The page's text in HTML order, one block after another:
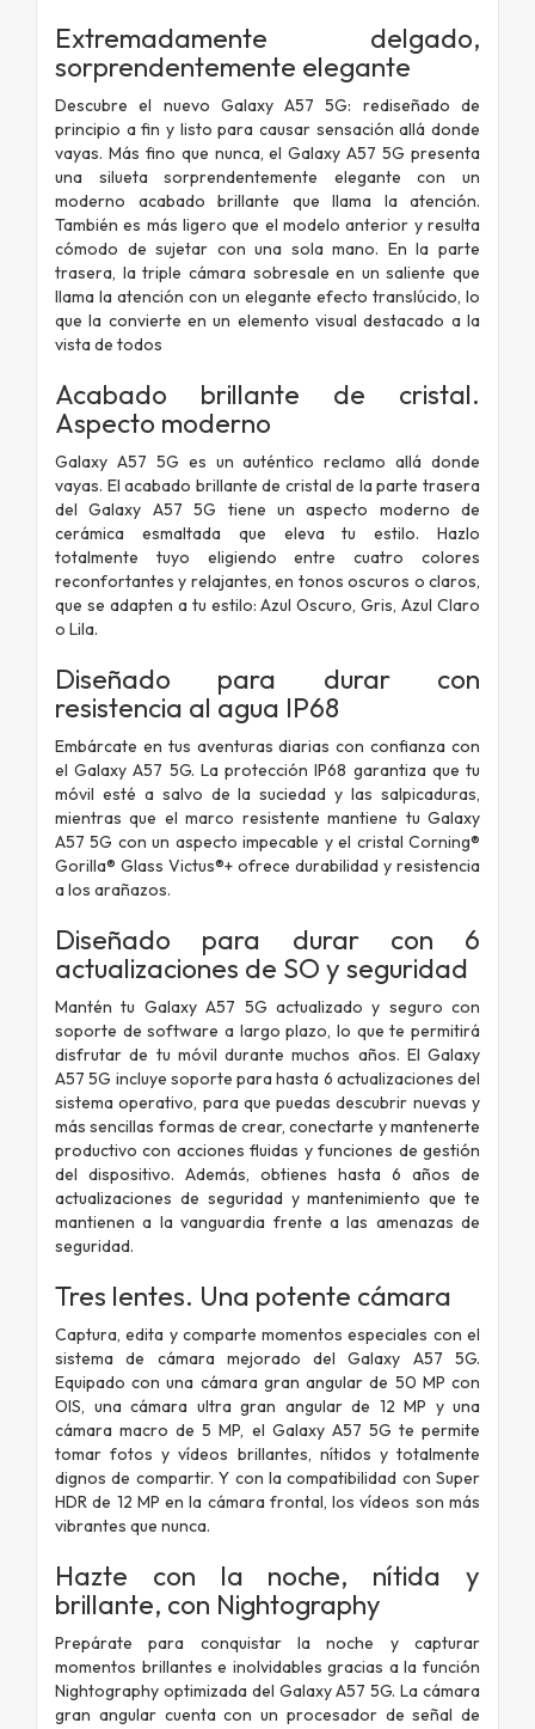
Extremadamente delgado,
sorprendentemente elegante
Descubre el nuevo Galaxy A57 5G: rediseñado de
principio a fin y listo para causar sensación allá donde
vayas. Más fino que nunca, el Galaxy A57 5G presenta
una silueta sorprendentemente elegante con un
moderno acabado brillante que llama la atención.
También es más ligero que el modelo anterior y resulta
cómodo de sujetar con una sola mano. En la parte
trasera, la triple cámara sobresale en un saliente que
llama la atención con un elegante efecto translúcido, lo
que la convierte en un elemento visual destacado a la
vista de todos
Acabado brillante de cristal.
Aspecto moderno
Galaxy A57 5G es un auténtico reclamo allá donde
vayas. El acabado brillante de cristal de la parte trasera
del Galaxy A57 5G tiene un aspecto moderno de
cerámica esmaltada que eleva tu estilo. Hazlo
totalmente tuyo eligiendo entre cuatro colores
reconfortantes y relajantes, en tonos oscuros o claros,
que se adapten a tu estilo: Azul Oscuro, Gris, Azul Claro
o Lila.
Diseñado para durar con
resistencia al agua IP68
Embárcate en tus aventuras diarias con confianza con
el Galaxy A57 5G. La protección IP68 garantiza que tu
móvil esté a salvo de la suciedad y las salpicaduras,
mientras que el marco resistente mantiene tu Galaxy
A57 5G con un aspecto impecable y el cristal Corning®
Gorilla® Glass Victus®+ ofrece durabilidad y resistencia
a los arañazos.
Diseñado para durar con 6
actualizaciones de SO y seguridad
Mantén tu Galaxy A57 5G actualizado y seguro con
soporte de software a largo plazo, lo que te permitirá
disfrutar de tu móvil durante muchos años. El Galaxy
A57 5G incluye soporte para hasta 6 actualizaciones del
sistema operativo, para que puedas descubrir nuevas y
más sencillas formas de crear, conectarte y mantenerte
productivo con acciones fluidas y funciones de gestión
del dispositivo. Además, obtienes hasta 6 años de
actualizaciones de seguridad y mantenimiento que te
mantienen a la vanguardia frente a las amenazas de
seguridad.
Tres lentes. Una potente cámara
Captura, edita y comparte momentos especiales con el
sistema de cámara mejorado del Galaxy A57 5G.
Equipado con una cámara gran angular de 50 MP con
OIS, una cámara ultra gran angular de 12 MP y una
cámara macro de 5 MP, el Galaxy A57 5G te permite
tomar fotos y vídeos brillantes, nítidos y totalmente
dignos de compartir. Y con la compatibilidad con Super
HDR de 12 MP en la cámara frontal, los vídeos son más
vibrantes que nunca.
Hazte con la noche, nítida y
brillante, con Nightography
Prepárate para conquistar la noche y capturar
momentos brillantes e inolvidables gracias a la función
Nightography optimizada del Galaxy A57 5G. La cámara
gran angular cuenta con un procesador de señal de